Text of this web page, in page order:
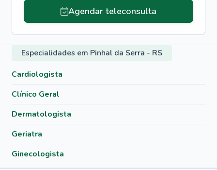
Agendar teleconsulta
Especialidades em Pinhal da Serra - RS
Cardiologista
Clínico Geral
Dermatologista
Geriatra
Ginecologista